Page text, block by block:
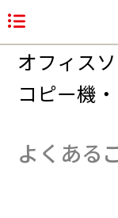
オフィス
コピー機
よくある